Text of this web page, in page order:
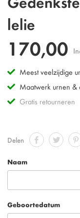
lelie
170,00
Meest veelzijdige
Maatwerk urnen &
Gratis retourneren
Delen
Naam
Geboortedatum